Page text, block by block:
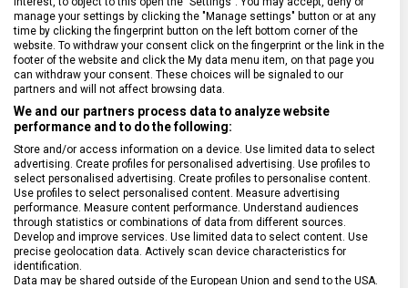
manage your settings by clicking the "Manage settings" button or at any
time by clicking the fingerprint button on the left bottom corner of the
website. To withdraw your consent click on the fingerprint or the link in the
footer of the website and click the My data menu item, on that page you
can withdraw your consent. These choices will be signaled to our
partners and will not affect browsing data.
We and our partners process data to analyze website
performance and to do the following:
Store and/or access information on a device. Use limited data to select
advertising. Create profiles for personalised advertising. Use profiles to
select personalised advertising. Create profiles to personalise content.
Use profiles to select personalised content. Measure advertising
performance. Measure content performance. Understand audiences
through statistics or combinations of data from different sources.
Develop and improve services. Use limited data to select content. Use
precise geolocation data. Actively scan device characteristics for
identification.
Data may be shared outside of the European Union and send to the USA.